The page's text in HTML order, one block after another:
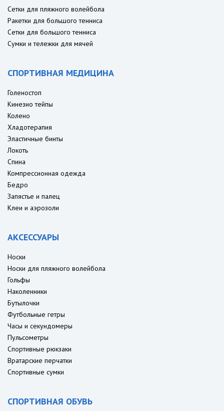
Сетки для пляжного волейбола
Ракетки для большого тенниса
Сетки для большого тенниса
Сумки и тележки для мячей
СПОРТИВНАЯ МЕДИЦИНА
Голеностоп
Кинезио тейпы
Колено
Хладотерапия
Эластичные бинты
Локоть
Спина
Компрессионная одежда
Бедро
Запястье и палец
Клеи и аэрозоли
АКСЕССУАРЫ
Носки
Носки для пляжного волейбола
Гольфы
Наколенники
Бутылочки
Футбольные гетры
Часы и секундомеры
Пульсометры
Спортивные рюкзаки
Вратарские перчатки
Спортивные сумки
СПОРТИВНАЯ ОБУВЬ